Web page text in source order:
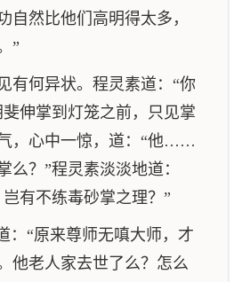
自然比他们高明得太多，
”
有何异状。程灵素道：“你
伸掌到灯笼之前，只见掌
，心中一惊，道：“他……
么？”程灵素淡淡地道：
有不练毒砂掌之理？”
：“原来尊师无嗔大师，才
他老人家去世了么？怎么